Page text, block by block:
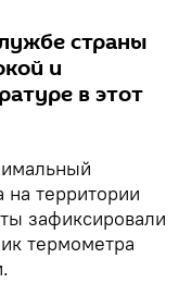
страны
и
в этот
на территории
зафиксировали
термометра